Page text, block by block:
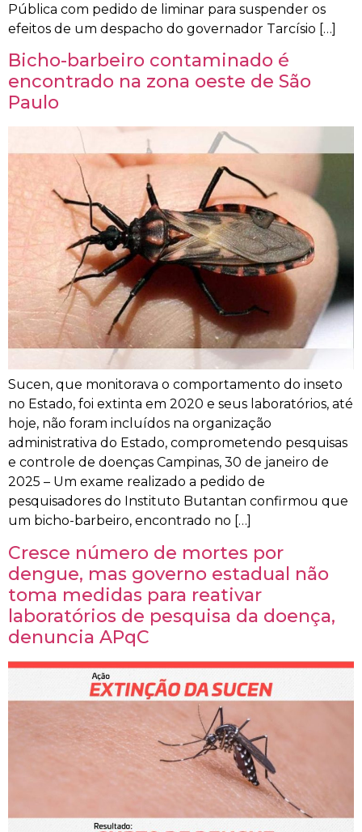
Pública com pedido de liminar para suspender os
efeitos de um despacho do governador Tarcísio […]
Bicho-barbeiro contaminado é
encontrado na zona oeste de São
Paulo
Sucen, que monitorava o comportamento do inseto
no Estado, foi extinta em 2020 e seus laboratórios, até
hoje, não foram incluídos na organização
administrativa do Estado, comprometendo pesquisas
e controle de doenças Campinas, 30 de janeiro de
2025 – Um exame realizado a pedido de
pesquisadores do Instituto Butantan confirmou que
um bicho-barbeiro, encontrado no […]
Cresce número de mortes por
dengue, mas governo estadual não
toma medidas para reativar
laboratórios de pesquisa da doença,
denuncia APqC